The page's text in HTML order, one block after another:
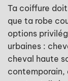
Ta coiffure
que ta robe
options
urbaines :
cheval haute
contemporain,